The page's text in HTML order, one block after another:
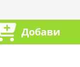
Добави